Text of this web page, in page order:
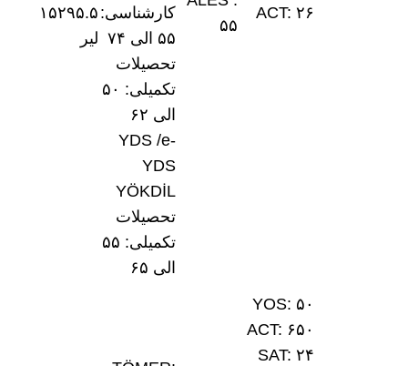
ACT: ۲۶
۵۵
کارشناسی:
۵۵ الی ۷۴
تحصیلات
تکمیلی: ۵۰
الی ۶۲
YDS /e-
YDS
YÖKDİL
تحصیلات
تکمیلی: ۵۵
الی ۶۵
۱۵۲۹۵.۵
لیر
YOS: ۵۰
ACT: ۶۵۰
SAT: ۲۴